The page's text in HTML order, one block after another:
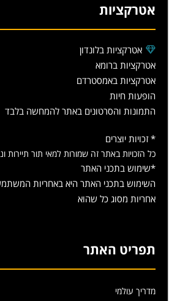
אטרקציות
אטרקציות בלונדון
אטרקציות ברומא
אטרקציות באמסטרדם
הופעות חיות
התמונות והסרטונים באתר להמחשה בלבד
* זכויות יוצרים
כל הזכויות באתר זה שמורות למאי תור תיירות
*שימוש בתכני האתר
השימוש בתכני האתר היא באחריות
אחריות מסוג כל שהוא
תפריט האתר
מדריך עולמי